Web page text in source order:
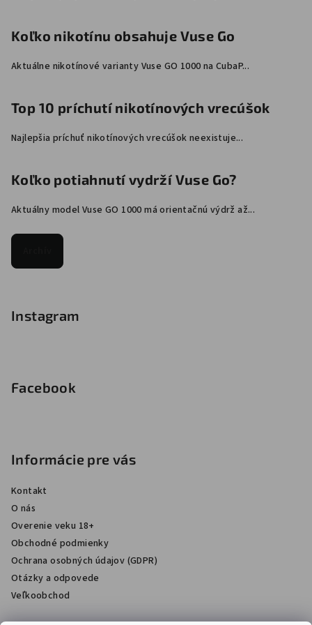
Koľko nikotínu obsahuje Vuse Go
Aktuálne nikotínové varianty Vuse GO 1000 na CubaP...
Top 10 príchutí nikotínových vrecúšok
Najlepšia príchuť nikotínových vrecúšok neexistuje...
Koľko potiahnutí vydrží Vuse Go?
Aktuálny model Vuse GO 1000 má orientačnú výdrž až...
Instagram
Facebook
Informácie pre vás
Kontakt
O nás
Overenie veku 18+
Obchodné podmienky
Ochrana osobných údajov (GDPR)
Otázky a odpovede
Veľkoobchod